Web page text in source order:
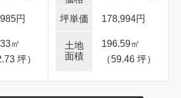
円
㎡
坪）
178,994円
196.59㎡
（59.46 坪）